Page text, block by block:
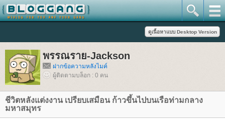
พรรณราย-Jackson
ฝากข้อความหลังไมค์
ผู้ติดตามบล็อก : 0 คน
ชีวิตหลังแต่งงาน เปรียบเสมือน ก้าวขึ้นไปบนเรือท่ามกลาง
มหาสมุทร